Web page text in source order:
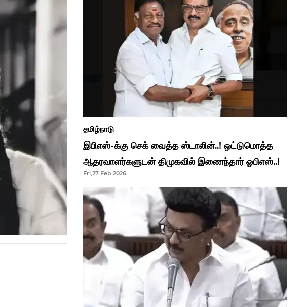
தமிழ்நாடு
இபிஎஸ்-க்கு செக் வைத்த ஸ்டாலின்..! ஒட்டுமொத்த
ஆதரவாளர்களுடன் திமுகவில் இணைந்தார் ஓபிஎஸ்..!
Fri,27 Feb 2026